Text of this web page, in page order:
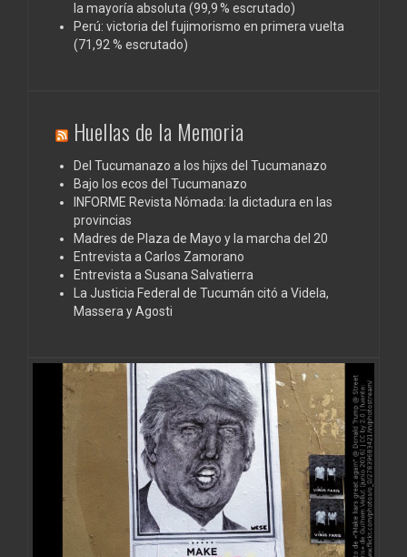
la mayoría absoluta (99,9 % escrutado)
Perú: victoria del fujimorismo en primera vuelta
(71,92 % escrutado)
Huellas de la Memoria
Del Tucumanazo a los hijxs del Tucumanazo
Bajo los ecos del Tucumanazo
INFORME Revista Nómada: la dictadura en las
provincias
Madres de Plaza de Mayo y la marcha del 20
Entrevista a Carlos Zamorano
Entrevista a Susana Salvatierra
La Justicia Federal de Tucumán citó a Videla,
Massera y Agosti